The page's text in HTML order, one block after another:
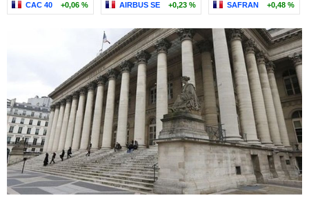
CAC 40 +0,06 % AIRBUS SE +0,23 % SAFRAN +0,48 %